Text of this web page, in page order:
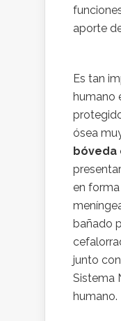
aporte
Es tan
humano
ósea
bóveda
en
bañado
junto
Sistema
humano.